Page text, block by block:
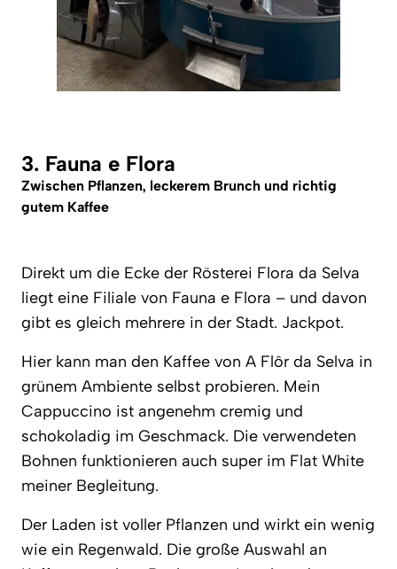
3. Fauna e Flora
Zwischen Pflanzen, leckerem Brunch und richtig
gutem Kaffee
Direkt um die Ecke der Rösterei Flora da Selva
liegt eine Filiale von Fauna e Flora – und davon
gibt es gleich mehrere in der Stadt. Jackpot.
Hier kann man den Kaffee von A Flôr da Selva in
grünem Ambiente selbst probieren. Mein
Cappuccino ist angenehm cremig und
schokoladig im Geschmack. Die verwendeten
Bohnen funktionieren auch super im Flat White
meiner Begleitung.
Der Laden ist voller Pflanzen und wirkt ein wenig
wie ein Regenwald. Die große Auswahl an